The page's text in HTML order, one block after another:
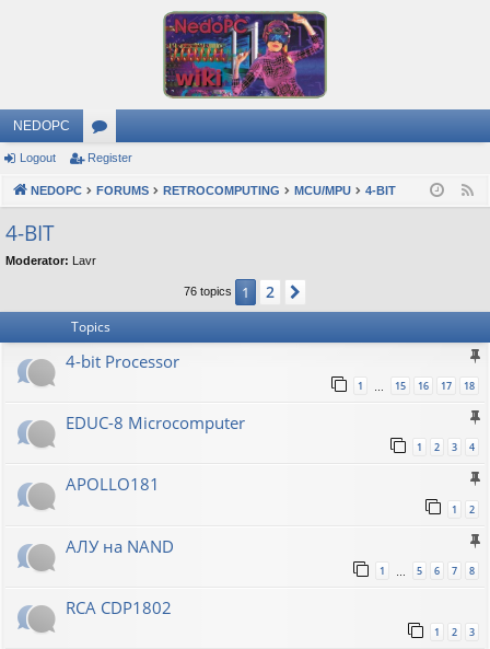
NEDOPC
or
u
s
Logout Register
NEDOPC FORUMS RETROCOMPUTING MCU/MPU 4-BIT
4-BIT
Moderator: Lavr
76 topics 1 2
Topics
4-bit Processor
1 … 15 16 17 18
EDUC-8 Microcomputer
1 2 3 4
APOLLO181
1 2
АЛУ на NAND
1 5 6 7 8
RCA CDP1802
1 2 3